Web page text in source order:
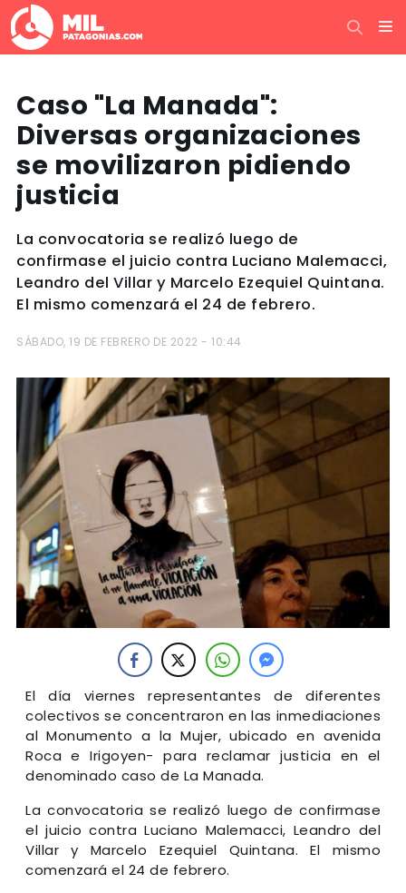
Caso "La Manada":
Diversas organizaciones
se movilizaron pidiendo
justicia
La convocatoria se realizó luego de
confirmase el juicio contra Luciano Malemacci,
Leandro del Villar y Marcelo Ezequiel Quintana.
El mismo comenzará el 24 de febrero.
SÁBADO, 19 DE FEBRERO DE 2022 - 10:44
El día viernes representantes de diferentes
colectivos se concentraron en las inmediaciones
al Monumento a la Mujer, ubicado en avenida
Roca e Irigoyen- para reclamar justicia en el
denominado caso de La Manada.
La convocatoria se realizó luego de confirmase
el juicio contra Luciano Malemacci, Leandro del
Villar y Marcelo Ezequiel Quintana. El mismo
comenzará el 24 de febrero.